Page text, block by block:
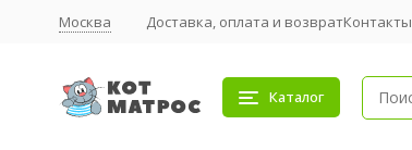
Москва Доставка, оплата и возвратКонтакты
Каталог